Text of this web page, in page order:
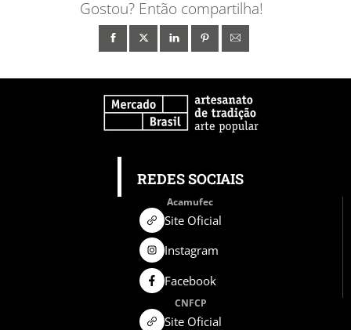
Gostou? Então compartilha!
REDES SOCIAIS
Acamufec
Site Oficial
Instagram
Facebook
CNFCP
Site Oficial